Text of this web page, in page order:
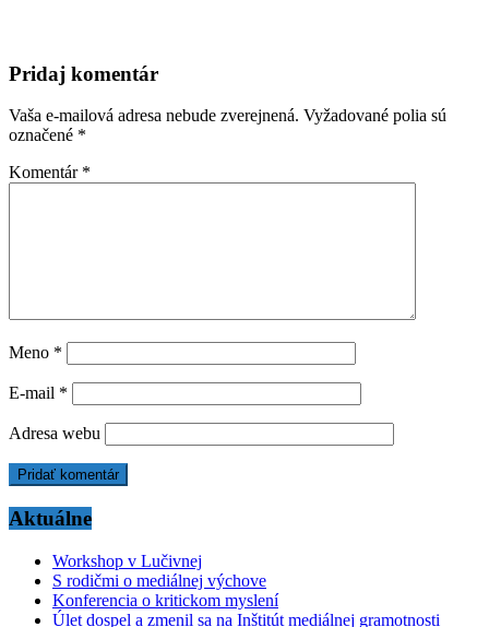
Pridaj komentár
Vaša e-mailová adresa nebude zverejnená. Vyžadované polia sú
označené *
Komentár *
Meno *
E-mail *
Adresa webu
Aktuálne
Workshop v Lučivnej
S rodičmi o mediálnej výchove
Konferencia o kritickom myslení
Úlet dospel a zmenil sa na Inštitút mediálnej gramotnosti